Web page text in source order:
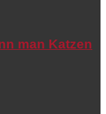
man Katzen